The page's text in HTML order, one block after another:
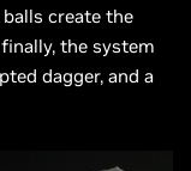
create the
the system
dagger, and a